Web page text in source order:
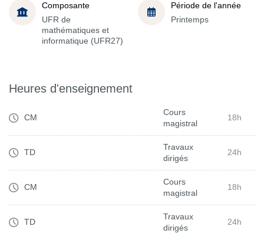
Composante
UFR de
mathématiques et
informatique (UFR27)
Période de l'année
Printemps
Heures d'enseignement
CM
Cours
magistral
18h
TD
Travaux
dirigés
24h
CM
Cours
magistral
18h
TD
Travaux
dirigés
24h